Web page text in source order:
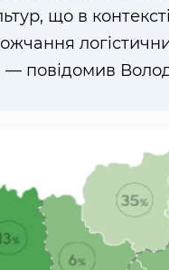
що в
— повідомив